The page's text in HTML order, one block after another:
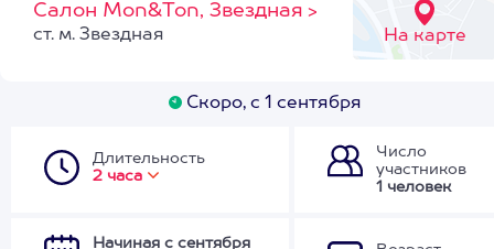
Салон Mon&Ton, Звездная >
На карте
ст. м. Звездная
Скоро, с 1 сентября
Длительность
2 часа
Число
участников
1 человек
Начиная с сентября